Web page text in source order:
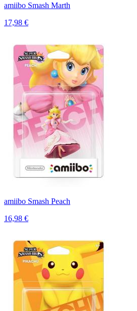
amiibo Smash Marth
17,98 €
amiibo Smash Peach
16,98 €